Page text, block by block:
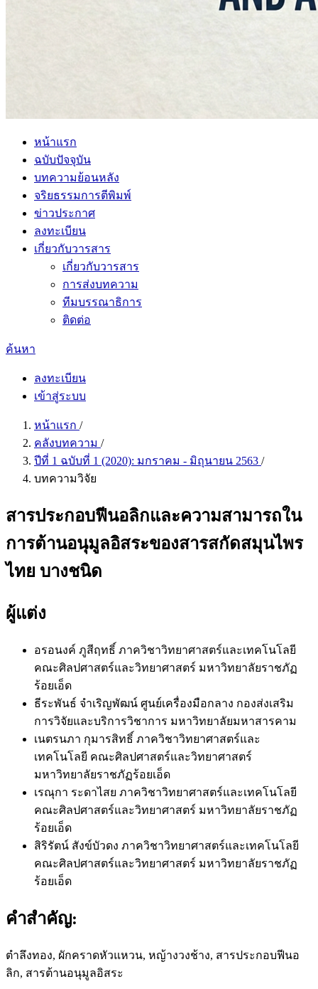
หน้าแรก
ฉบับปัจจุบัน
บทความย้อนหลัง
จริยธรรมการตีพิมพ์
ข่าวประกาศ
ลงทะเบียน
เกี่ยวกับวารสาร
เกี่ยวกับวารสาร
การส่งบทความ
ทีมบรรณาธิการ
ติดต่อ
ค้นหา
ลงทะเบียน
เข้าสู่ระบบ
หน้าแรก /
คลังบทความ /
ปีที่ 1 ฉบับที่ 1 (2020): มกราคม - มิถุนายน 2563 /
บทความวิจัย
สารประกอบฟีนอลิกและความสามารถใน
การต้านอนุมูลอิสระของสารสกัดสมุนไพร
ไทย บางชนิด
ผู้แต่ง
อรอนงค์ ภูสีฤทธิ์ ภาควิชาวิทยาศาสตร์และเทคโนโลยี
คณะศิลปศาสตร์และวิทยาศาสตร์ มหาวิทยาลัยราชภัฏ
ร้อยเอ็ด
ธีระพันธ์ จำเริญพัฒน์ ศูนย์เครื่องมือกลาง กองส่งเสริม
การวิจัยและบริการวิชาการ มหาวิทยาลัยมหาสารคาม
เนตรนภา กุมารสิทธิ์ ภาควิชาวิทยาศาสตร์และ
เทคโนโลยี คณะศิลปศาสตร์และวิทยาศาสตร์
มหาวิทยาลัยราชภัฏร้อยเอ็ด
เรณุกา ระดาไสย ภาควิชาวิทยาศาสตร์และเทคโนโลยี
คณะศิลปศาสตร์และวิทยาศาสตร์ มหาวิทยาลัยราชภัฏ
ร้อยเอ็ด
สิริรัตน์ สังข์บัวดง ภาควิชาวิทยาศาสตร์และเทคโนโลยี
คณะศิลปศาสตร์และวิทยาศาสตร์ มหาวิทยาลัยราชภัฏ
ร้อยเอ็ด
คำสำคัญ:
ตำลึงทอง, ผักคราดหัวแหวน, หญ้างวงช้าง, สารประกอบฟีนอ
ลิก, สารต้านอนุมูลอิสระ